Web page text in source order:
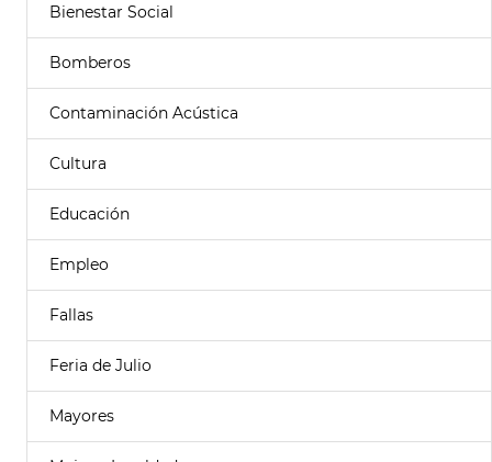
Bienestar Social
Bomberos
Contaminación Acústica
Cultura
Educación
Empleo
Fallas
Feria de Julio
Mayores